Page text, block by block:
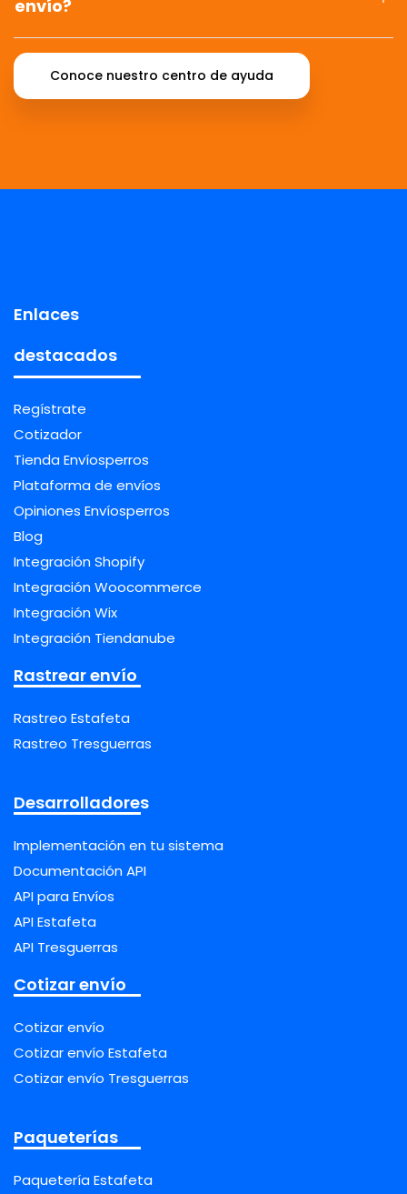
envío?
Conoce nuestro centro de ayuda
Enlaces
destacados
Regístrate
Cotizador
Tienda Envíosperros
Plataforma de envíos
Opiniones Envíosperros
Blog
Integración Shopify
Integración Woocommerce
Integración Wix
Integración Tiendanube
Rastrear envío
Rastreo Estafeta
Rastreo Tresguerras
Desarrolladores
Implementación en tu sistema
Documentación API
API para Envíos
API Estafeta
API Tresguerras
Cotizar envío
Cotizar envío
Cotizar envío Estafeta
Cotizar envío Tresguerras
Paqueterías
Paquetería Estafeta